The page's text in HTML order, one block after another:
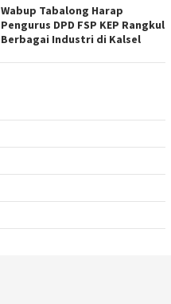
Wabup Tabalong Harap
Pengurus DPD FSP KEP Rangkul
Berbagai Industri di Kalsel